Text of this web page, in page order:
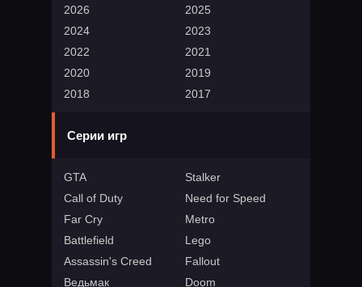
2026
2025
2024
2023
2022
2021
2020
2019
2018
2017
Серии игр
GTA
Stalker
Call of Duty
Need for Speed
Far Cry
Metro
Battlefield
Lego
Assassin's Creed
Fallout
Ведьмак
Doom